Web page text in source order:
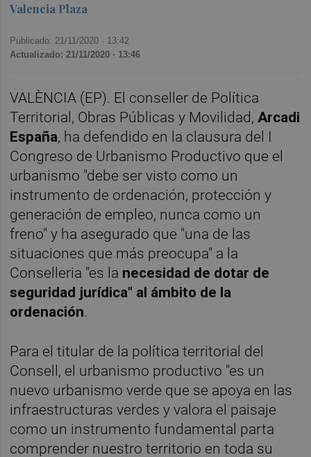
Valencia Plaza
Publicado: 21/11/2020 · 13:42
Actualizado: 21/11/2020 · 13:46
VALÈNCIA (EP). El conseller de Política
Territorial, Obras Públicas y Movilidad, Arcadi
España, ha defendido en la clausura del I
Congreso de Urbanismo Productivo que el
urbanismo "debe ser visto como un
instrumento de ordenación, protección y
generación de empleo, nunca como un
freno" y ha asegurado que "una de las
situaciones que más preocupa" a la
Conselleria "es la necesidad de dotar de
seguridad jurídica" al ámbito de la
ordenación.
Para el titular de la política territorial del
Consell, el urbanismo productivo "es un
nuevo urbanismo verde que se apoya en las
infraestructuras verdes y valora el paisaje
como un instrumento fundamental parta
comprender nuestro territorio en toda su